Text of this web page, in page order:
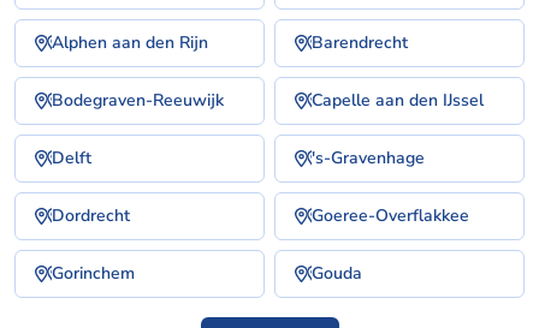
Alphen aan den Rijn Barendrecht
Bodegraven-Reeuwijk Capelle aan den IJssel
Delft 's-Gravenhage
Dordrecht Goeree-Overflakkee
Gorinchem Gouda